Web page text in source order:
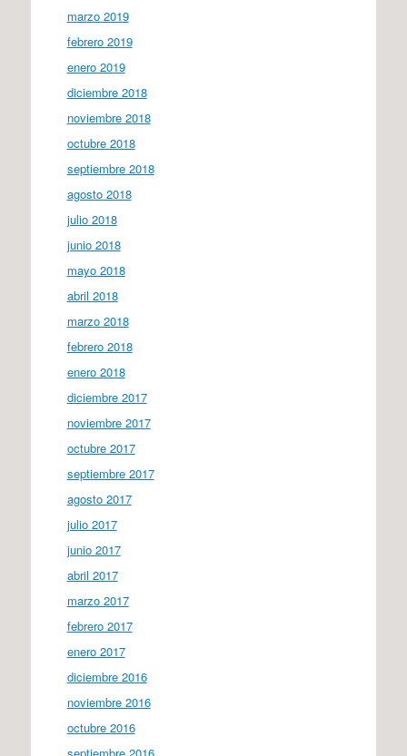
marzo 2019
febrero 2019
enero 2019
diciembre 2018
noviembre 2018
octubre 2018
septiembre 2018
agosto 2018
julio 2018
junio 2018
mayo 2018
abril 2018
marzo 2018
febrero 2018
enero 2018
diciembre 2017
noviembre 2017
octubre 2017
septiembre 2017
agosto 2017
julio 2017
junio 2017
abril 2017
marzo 2017
febrero 2017
enero 2017
diciembre 2016
noviembre 2016
octubre 2016